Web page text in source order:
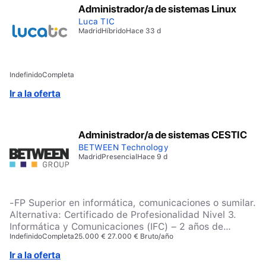
Administrador/a de sistemas Linux
Luca TIC
MadridHíbridoHace 33 d
IndefinidoCompleta
Ir a la oferta
Administrador/a de sistemas CESTIC
BETWEEN Technology
MadridPresencialHace 9 d
-FP Superior en informática, comunicaciones o sumilar.
Alternativa: Certificado de Profesionalidad Nivel 3.
Informática y Comunicaciones (IFC) – 2 años de
Experiencia en soporte y administración de sistemas
informáticos – 1 año de experiencia en gestión de
vulnerabilidades y administración de seguridad
IndefinidoCompleta25.000 € 27.000 € Bruto/año
Ir a la oferta